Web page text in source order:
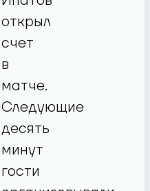
открыл
счет
в
матче.
Следующие
десять
минут
гости